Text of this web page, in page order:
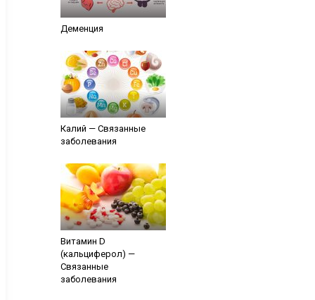
Деменция
Калий — Связанные
заболевания
Витамин D
(кальциферол) —
Связанные
заболевания